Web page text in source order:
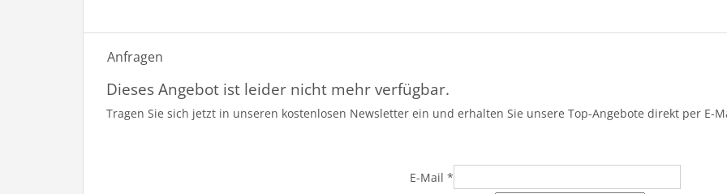
Anfragen
Dieses Angebot ist leider nicht mehr verfügbar.
Tragen Sie sich jetzt in unseren kostenlosen Newsletter ein und erhalten Sie unsere Top-Angebote direkt per E-
E-Mail *